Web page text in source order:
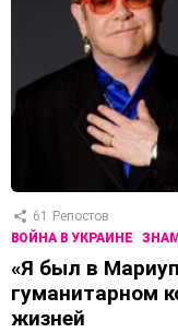
61
Репостов
ВОЙНА В УКРАИНЕ
«Я был в
гуманитарном
жизней